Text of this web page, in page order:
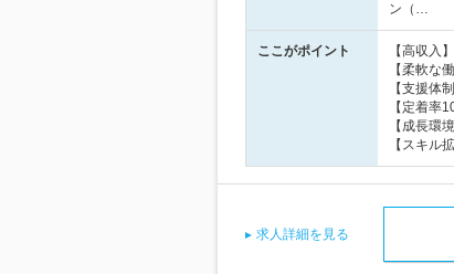
ン（…
ここがポイント
【高収入
【柔軟な
【支援体
【定着率
【成長環
【スキル
求人詳細を見る